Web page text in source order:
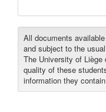
All documents
and subject to the
The University of
quality of these
information they